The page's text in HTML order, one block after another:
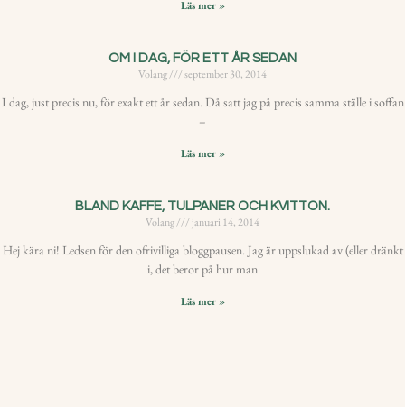
Läs mer »
OM I DAG, FÖR ETT ÅR SEDAN
Volang september 30, 2014
I dag, just precis nu, för exakt ett år sedan. Då satt jag på precis samma ställe i soffan
–
Läs mer »
BLAND KAFFE, TULPANER OCH KVITTON.
Volang januari 14, 2014
Hej kära ni! Ledsen för den ofrivilliga bloggpausen. Jag är uppslukad av (eller dränkt
i, det beror på hur man
Läs mer »